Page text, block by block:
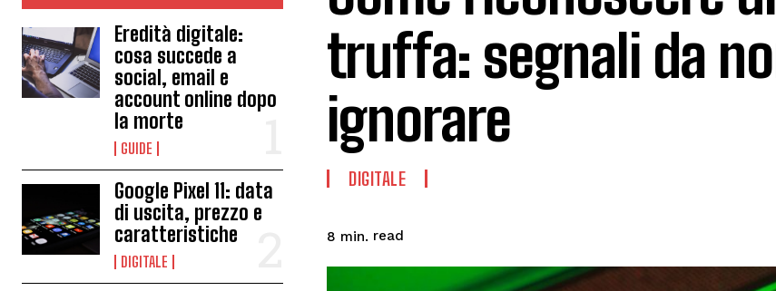
Eredità digitale:
cosa succede a
social, email e
account online dopo
la morte
GUIDE
Google Pixel 11: data
di uscita, prezzo e
caratteristiche
DIGITALE
truffa: segnali da
ignorare
DIGITALE
8 min. read